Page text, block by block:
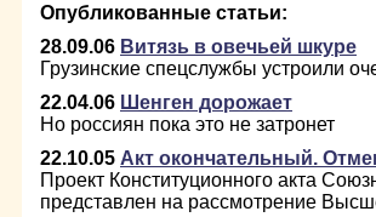
Опубликованные статьи:
28.09.06 Витязь в овечьей шкуре
Грузинские спецслужбы устроили
22.04.06 Шенген дорожает
Но россиян пока это не затронет
22.10.05 Акт окончательный.
Проект Конституционного акта
представлен на рассмотрение